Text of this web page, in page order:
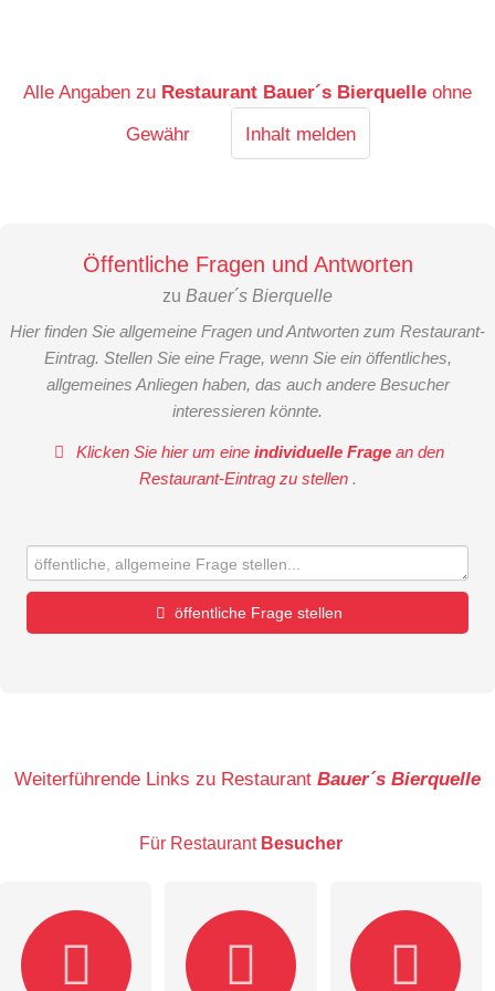
Alle Angaben zu Restaurant Bauer´s Bierquelle ohne
Gewähr
Inhalt melden
Öffentliche Fragen und Antworten
zu Bauer´s Bierquelle
Hier finden Sie allgemeine Fragen und Antworten zum Restaurant-
Eintrag. Stellen Sie eine Frage, wenn Sie ein öffentliches,
allgemeines Anliegen haben, das auch andere Besucher
interessieren könnte.
Klicken Sie hier um eineindividuelle Frage an den
Restaurant-Eintrag zu stellen .
öffentliche Frage stellen
E-Mail-Adresse (wird nicht veröffentlicht)
Weiterführende Links zu Restaurant Bauer´s Bierquelle
Für Restaurant Besucher